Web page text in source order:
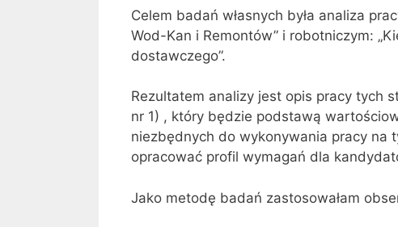
Celem badań własnych była analiza
Wod-Kan i Remontów” i robotniczym:
dostawczego”.
Rezultatem analizy jest opis pracy tych
nr 1) , który będzie podstawą
niezbędnych do wykonywania pracy na
opracować profil wymagań dla
Jako metodę badań zastosowałam